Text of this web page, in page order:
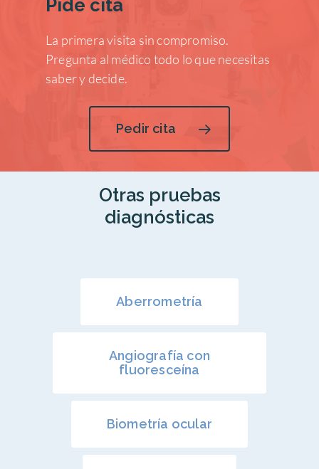
Pide cita
La primera visita sin compromiso.
Pregunta al médico todo lo que necesitas
saber y decide.
Pedir cita
Otras pruebas
diagnósticas
Aberrometría
Angiografía con
fluoresceína
Biometría ocular